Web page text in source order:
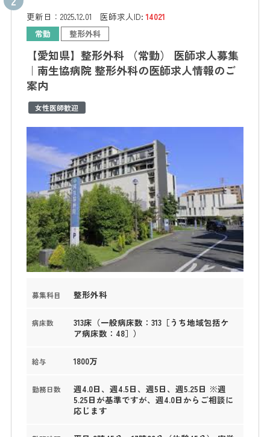
更新日： 2025.12.01 医師求人ID:14021
常勤 整形外科
【愛知県】整形外科 （常勤） 医師求人募集
｜南生協病院 整形外科の医師求人情報のご
案内
女性医師歓迎
募集科目 整形外科
病床数
313床（一般病床数：313［うち地域包括ケ
ア病床数：48］）
給与 1800万
勤務日数
週4.0日、週4.5日、週5日、週5.25日 ※週
5.25日が基準ですが、週4.0日からご相談に
応じます